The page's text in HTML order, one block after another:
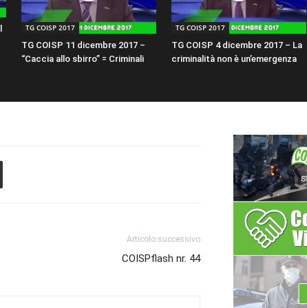
TG COISP 2017
TG COISP 11 dicembre 2017 –
“Caccia allo sbirro” = Criminali
TG COISP 2017
TG COISP 4 dicembre 2017 – La
criminalità non è un’emergenza
Articolo successivo
COISPflash nr. 44